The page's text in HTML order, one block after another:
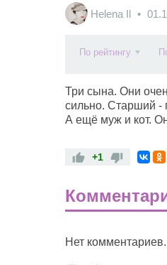
Helena Il
По рейтингу
Три сына. Они
сильно. Старший -
А ещё муж и кот.
+1
Нет